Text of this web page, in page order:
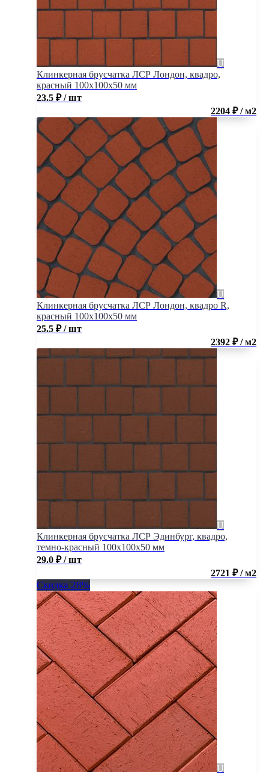
Клинкерная брусчатка ЛСР Лондон, квадро,
красный 100x100x50 мм
23.5 ₽ / шт
2204 ₽ / м2
Клинкерная брусчатка ЛСР Лондон, квадро R,
красный 100x100x50 мм
25.5 ₽ / шт
2392 ₽ / м2
Клинкерная брусчатка ЛСР Эдинбург, квадро,
темно-красный 100x100x50 мм
29.0 ₽ / шт
2721 ₽ / м2
Скидка 28%